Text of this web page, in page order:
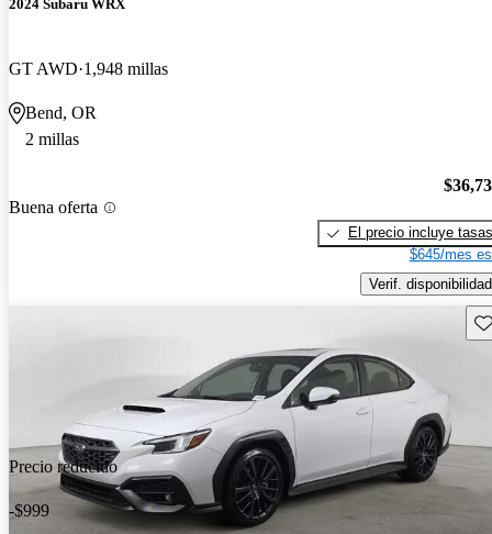
2024 Subaru WRX
GT AWD 1,948 millas
Bend, OR
2 millas
Buena oferta
El precio incluye tasas
$645/mes
Verif. disponibilidad
Precio reducido
-$999